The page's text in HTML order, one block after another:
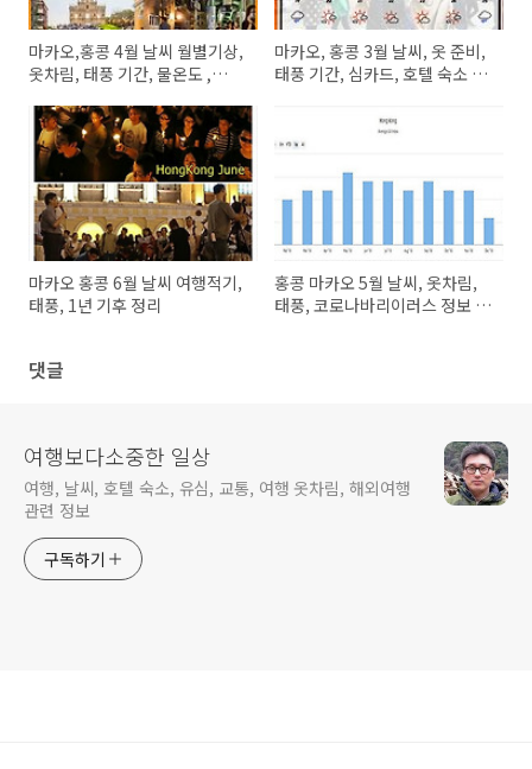
마카오,홍콩 4월 날씨 월별기상,
옷차림, 태풍 기간, 물온도 ,
마카오, 홍콩 3월 날씨, 옷 준비,
태풍 기간, 심카드, 호텔 숙소 가
마카오 홍콩 6월 날씨 여행적기,
태풍, 1년 기후 정리
홍콩 마카오 5월 날씨, 옷차림,
태풍, 코로나바리이러스 정보 총
댓글
여행보다소중한 일상
여행, 날씨, 호텔 숙소, 유심, 교통, 여행 옷차림, 해외여행
관련 정보
구독하기